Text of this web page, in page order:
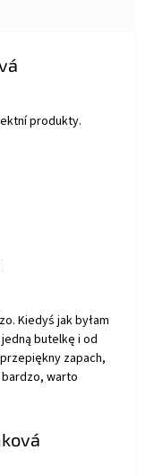
hviezdičiek.
produkty.
hviezdičiek.
hviezdičiek.
Kiedyś jak byłam
butelkę i od
zapach,
warto
hviezdičiek.